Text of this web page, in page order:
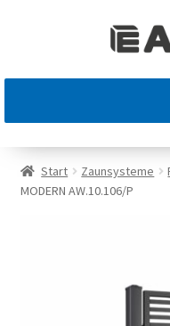
Start Zaunsysteme
MODERN AW.10.106/P